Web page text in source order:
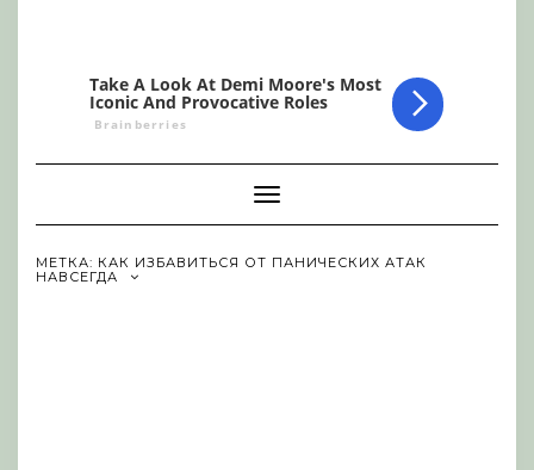
Toggle
Navigation
МЕТКА: КАК ИЗБАВИТЬСЯ ОТ ПАНИЧЕСКИХ АТАК
НАВСЕГДА